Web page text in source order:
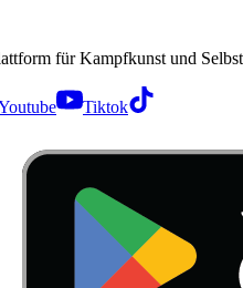
für Kampfkunst und
Tiktok